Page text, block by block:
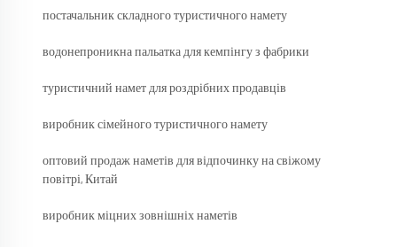
постачальник складного туристичного намету
водонепроникна пальатка для кемпінгу з фабрики
туристичний намет для роздрібних продавців
виробник сімейного туристичного намету
оптовий продаж наметів для відпочинку на свіжому
повітрі, Китай
виробник міцних зовнішніх наметів